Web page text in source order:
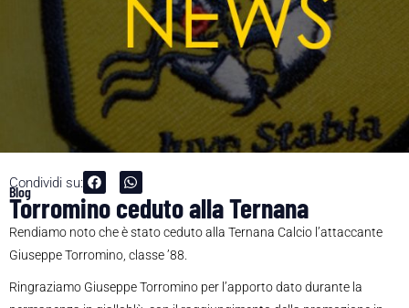
Condividi su:
Blog
Torromino ceduto alla Ternana
Rendiamo noto che è stato ceduto alla Ternana Calcio l’attaccante
Giuseppe Torromino, classe ’88.
Ringraziamo Giuseppe Torromino per l’apporto dato durante la